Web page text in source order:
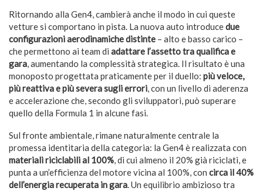
Ritornando alla Gen4, cambierà anche il modo in cui queste
vetture si comportano in pista. La nuova auto introducedue
configurazioni aerodinamiche distinte – alto e basso carico –
che permettono ai team di adattare l’assetto tra qualifica e
gara, aumentando la complessità strategica. Il risultato è una
monoposto progettata praticamente per il duello: più veloce,
più reattiva e più severa sugli errori, con un livello di aderenza
e accelerazione che, secondo gli sviluppatori, può superare
quello della Formula 1 in alcune fasi.
Sul fronte ambientale, rimane naturalmente centrale la
promessa identitaria della categoria: la Gen4 è realizzata con
materiali riciclabili al 100%, di cui almeno il 20% già riciclati, e
punta a un’efficienza del motore vicina al 100%, con circa il 40%
dell’energia recuperata in gara. Un equilibrio ambizioso tra